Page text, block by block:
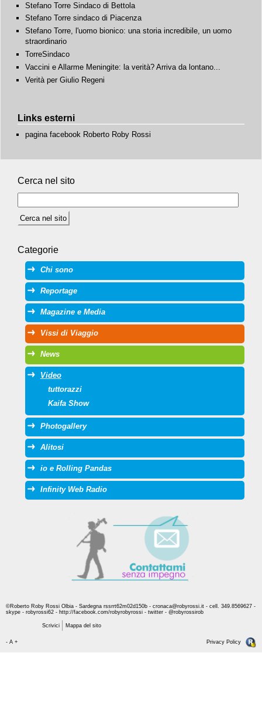
Stefano Torre Sindaco di Bettola
Stefano Torre sindaco di Piacenza
Stefano Torre, l'uomo bionico: una storia incredibile, un uomo
straordinario
TorreSindaco
Vaccini e Allarme Meningite: la verità? Arriva da lontano...
Verità per Giulio Regeni
Links esterni
pagina facebook Roberto Roby Rossi
Cerca nel sito
Categorie
Chi sono
Reportage
Magazine e Media
Vissi di Viaggio
News
Video
tuttorazzi
Kaifa Show
Photogallery
Alitosi
io e Rolling Pandas
Infinity Web Radio
©Roberto Roby Rossi Olbia - Sardegna rssrrt62m02d150b - cronaca@robyrossi.it - cell. 349.8569627 -
skype - robyrossi62 - http://facebook.com/robyrobyrossi - twitter - @robyrossirob
Scrivici Mappa del sito
Privacy Policy
- A +